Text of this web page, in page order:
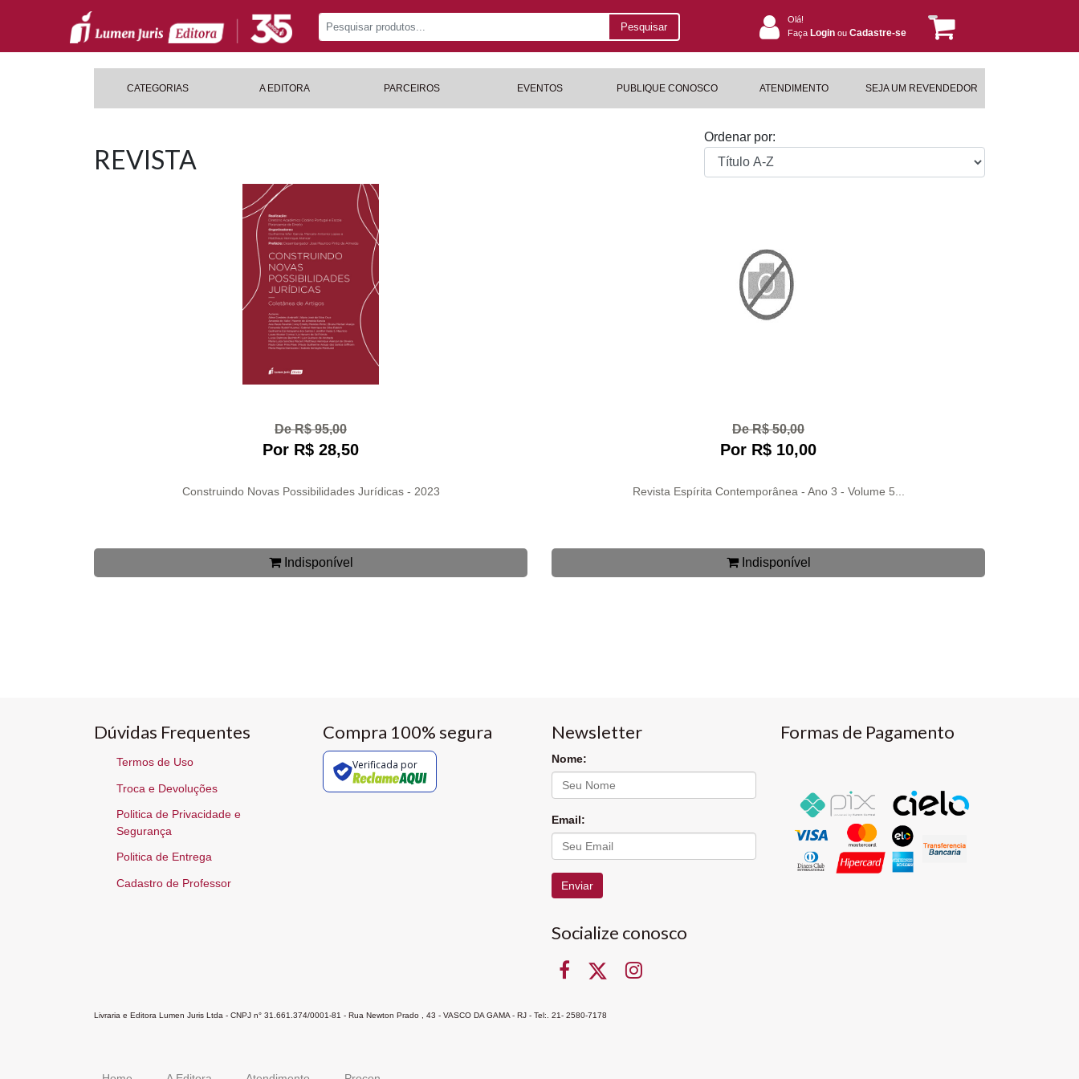
Pesquisar
Olá!
Faça Login ou Cadastre-se
CATEGORIAS A EDITORA PARCEIROS EVENTOS PUBLIQUE CONOSCO ATENDIMENTO SEJA UM REVENDEDOR
REVISTA
Ordenar por:
De R$ 95,00
Por R$ 28,50
Construindo Novas Possibilidades Jurídicas - 2023
Indisponível
De R$ 50,00
Por R$ 10,00
Revista Espírita Contemporânea - Ano 3 - Volume 5...
Indisponível
Dúvidas Frequentes
Termos de Uso
Troca e Devoluções
Politica de Privacidade e
Segurança
Politica de Entrega
Cadastro de Professor
Compra 100% segura
Verificada por
Newsletter
Nome:
Email:
Enviar
Socialize conosco
Formas de Pagamento
Livraria e Editora Lumen Juris Ltda - CNPJ n° 31.661.374/0001-81 - Rua Newton Prado , 43 - VASCO DA GAMA - RJ - Tel:. 21- 2580-7178